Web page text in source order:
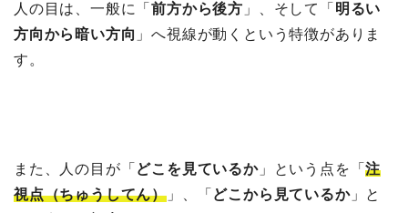
人の目は、一般に「前方から後方 」、そして「 明るい
方向から暗い方向 」へ視線が動くという特徴がありま
す。
また、人の目が「 どこを見ているか」という点を「注
視点（ちゅうしてん） 」、「 どこから見ているか」と